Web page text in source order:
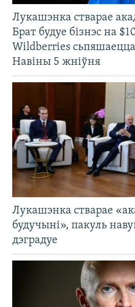
Лукашэнка стварае
Брат будуе бізнэс на
Wildberries сьпяшаецца
Навіны 5 жніўня
Лукашэнка стварае
будучыні», пакуль
дэградуе